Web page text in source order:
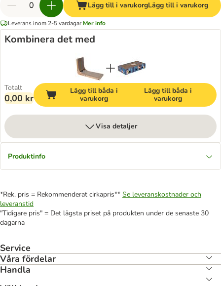
Lägg till i varukorgLägg till i varukorg
Leverans inom 2-5 vardagar Mer info
Kombinera det med
Totalt
0,00 kr
Lägg till båda i
varukorg
Lägg till båda i
varukorg
Visa detaljer
Produktinfo
*Rek. pris = Rekommenderat cirkapris** Se leveranskostnader och
leveranstid
"Tidigare pris" = Det lägsta priset på produkten under de senaste 30
dagarna
Service
Våra fördelar
Handla